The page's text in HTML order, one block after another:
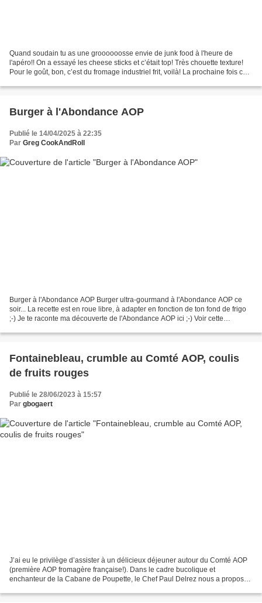
Quand soudain tu as une groooooosse envie de junk food à l'heure de
l'apéro!! On a essayé les cheese sticks et c’était top! Très chouette texture!
Pour le goût, bon, c’est du fromage industriel frit, voilà! La prochaine fois ce
Burger à l'Abondance AOP
Publié le 14/04/2025 à 22:35
Par Greg CookAndRoll
Burger à l'Abondance AOP Burger ultra-gourmand à l'Abondance AOP ce
soir... La recette est en roue libre, à adapter en fonction de ton fond de frigo
;-) Je te raconte ma découverte de l'Abondance AOP ici ;-) Voir cette
Fontainebleau, crumble au Comté AOP, coulis
de fruits rouges
Publié le 28/06/2023 à 15:57
Par gbogaert
J’ai eu le privilège d’assister à un délicieux déjeuner autour du Comté AOP
(première AOP fromagère française!). Dans le cadre bucolique et
enchanteur de la Cabane de Poupette, le Chef Paul Delrez nous a proposé